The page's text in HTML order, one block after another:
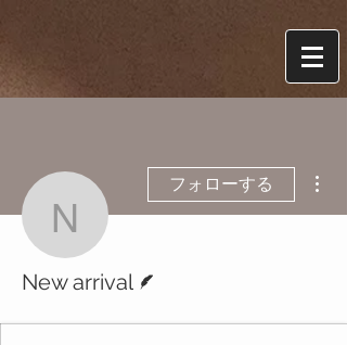
New arrival
フォローする
New arrival